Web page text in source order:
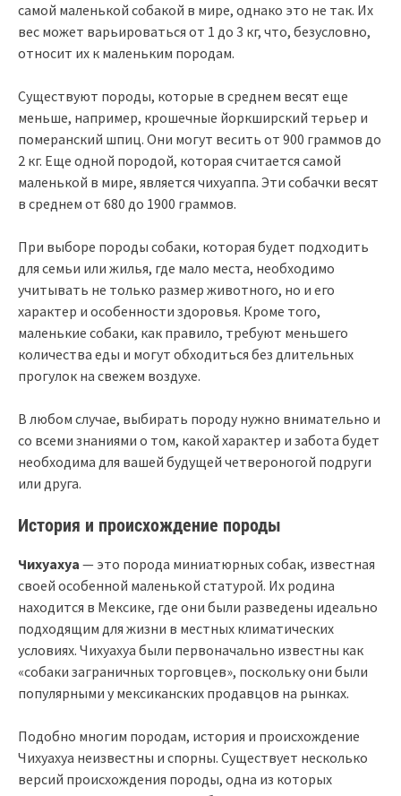
самой маленькой собакой в мире, однако это не так. Их
вес может варьироваться от 1 до 3 кг, что, безусловно,
относит их к маленьким породам.
Существуют породы, которые в среднем весят еще
меньше, например, крошечные йоркширский терьер и
померанский шпиц. Они могут веcить от 900 граммов до
2 кг. Еще одной породой, которая считается самой
маленькой в мире, является чихуаппа. Эти собачки весят
в среднем от 680 до 1900 граммов.
При выборе породы собаки, которая будет подходить
для семьи или жилья, где мало места, необходимо
учитывать не только размер животного, но и его
характер и особенности здоровья. Кроме того,
маленькие собаки, как правило, требуют меньшего
количества еды и могут обходиться без длительных
прогулок на свежем воздухе.
В любом случае, выбирать породу нужно внимательно и
со всеми знаниями о том, какой характер и забота будет
необходима для вашей будущей четвероногой подруги
или друга.
История и происхождение породы
Чихуахуа — это порода миниатюрных собак, известная
своей особенной маленькой статурой. Их родина
находится в Мексике, где они были разведены идеально
подходящим для жизни в местных климатических
условиях. Чихуахуа были первоначально известны как
«собаки заграничных торговцев», поскольку они были
популярными у мексиканских продавцов на рынках.
Подобно многим породам, история и происхождение
Чихуахуа неизвестны и спорны. Существует несколько
версий происхождения породы, одна из которых